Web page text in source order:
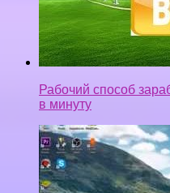
Рабочий способ
в минуту